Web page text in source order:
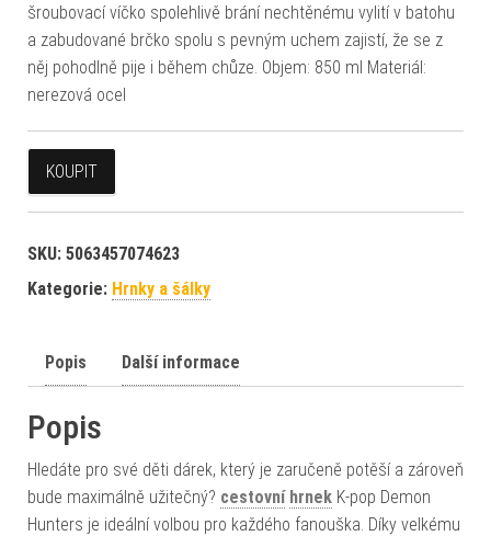
šroubovací víčko spolehlivě brání nechtěnému vylití v batohu
a zabudované brčko spolu s pevným uchem zajistí, že se z
něj pohodlně pije i během chůze. Objem: 850 ml Materiál:
nerezová ocel
KOUPIT
SKU: 5063457074623
Kategorie: Hrnky a šálky
Popis Další informace
Popis
Hledáte pro své děti dárek, který je zaručeně potěší a zároveň
bude maximálně užitečný? cestovní hrnek K-pop Demon
Hunters je ideální volbou pro každého fanouška. Díky velkému